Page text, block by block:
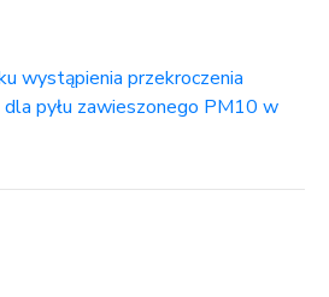
wystąpienia przekroczenia
pyłu zawieszonego PM10 w